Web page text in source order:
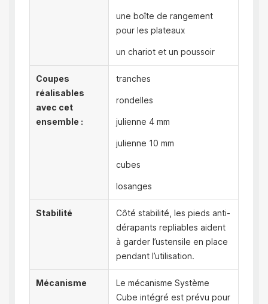
une boîte de rangement
pour les plateaux
un chariot et un poussoir
Coupes
réalisables
avec cet
ensemble :
tranches
rondelles
julienne 4 mm
julienne 10 mm
cubes
losanges
Stabilité
Côté stabilité, les pieds anti-
dérapants repliables aident
à garder l’ustensile en place
pendant l’utilisation.
Mécanisme
Le mécanisme Système
Cube intégré est prévu pour